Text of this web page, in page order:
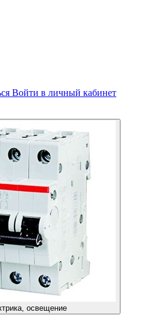
Войти в личный кабинет
освещение